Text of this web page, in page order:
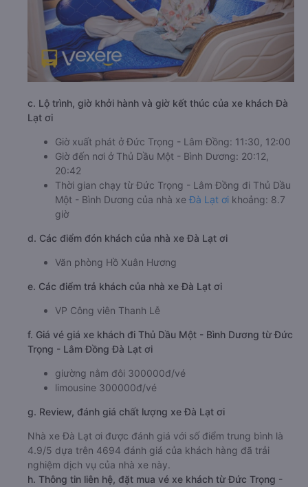
c. Lộ trình, giờ khởi hành và giờ kết thúc của xe khách Đà
Lạt ơi
Giờ xuất phát ở Đức Trọng - Lâm Đồng: 11:30, 12:00
Giờ đến nơi ở Thủ Dầu Một - Bình Dương: 20:12,
20:42
Thời gian chạy từ Đức Trọng - Lâm Đồng đi Thủ Dầu
Một - Bình Dương của nhà xe Đà Lạt ơi khoảng: 8.7
giờ
d. Các điểm đón khách của nhà xe Đà Lạt ơi
Văn phòng Hồ Xuân Hương
e. Các điểm trả khách của nhà xe Đà Lạt ơi
VP Công viên Thanh Lễ
f. Giá vé giá xe khách đi Thủ Dầu Một - Bình Dương từ Đức
Trọng - Lâm Đồng Đà Lạt ơi
giường nằm đôi 300000đ/vé
limousine 300000đ/vé
g. Review, đánh giá chất lượng xe Đà Lạt ơi
Nhà xe Đà Lạt ơi được đánh giá với số điểm trung bình là
4.9/5 dựa trên 4694 đánh giá của khách hàng đã trải
nghiệm dịch vụ của nhà xe này.
h. Thông tin liên hệ, đặt mua vé xe khách từ Đức Trọng -